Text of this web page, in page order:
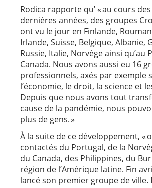
Rodica rapporte qu’ « au cours
dernières années, des groupes
ont vu le jour en Finlande,
Irlande, Suisse, Belgique, Albanie,
Russie, Italie, Norvège ainsi qu’au
Canada. Nous avons aussi eu 16
professionnels, axés par exemple
l’économie, le droit, la science et
Depuis que nous avons tout
cause de la pandémie, nous
plus de gens. »
À la suite de ce développement, «
contactés du Portugal, de la
du Canada, des Philippines, du
région de l’Amérique latine. Fin
lancé son premier groupe de ville.